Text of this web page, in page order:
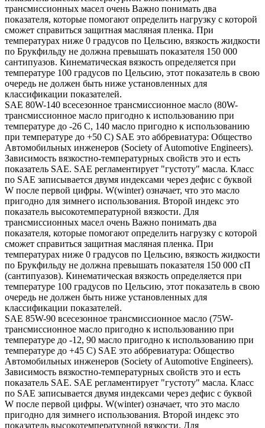
трансмиссионных масел очень Важно понимать два
показателя, которые помогают определить нагрузку с которой
сможет справиться защитная масляная пленка. При
температурах ниже 0 градусов по Цельсию, вязкость жидкости
по Брукфильду не должна превышать показателя 150 000
сантипуазов. Кинематическая вязкость определяется при
температуре 100 градусов по Цельсию, этот показатель в свою
очередь не должен быть ниже установленных для
классификации показателей.
SAE 80W-140 всесезонное трансмиссионное масло (80W-
трансмиссионное масло пригодно к использованию при
температуре до -26 С, 140 масло пригодно к использованию
при температуре до +50 С) SAE это аббревиатура: Общество
Автомобильных инженеров (Society of Automotive Engineers).
Зависимость вязкостно-температурных свойств это и есть
показатель SAE. SAE регламентирует "густоту" масла. Класс
по SAE записывается двумя индексами через дефис с буквой
W после первой цифры. W(winter) означает, что это масло
пригодно для зимнего использования. Второй индекс это
показатель высокотемпературной вязкости. Для
трансмиссионных масел очень Важно понимать два
показателя, которые помогают определить нагрузку с которой
сможет справиться защитная масляная пленка. При
температурах ниже 0 градусов по Цельсию, вязкость жидкости
по Брукфильду не должна превышать показателя 150 000 сП
(сантипуазов). Кинематическая вязкость определяется при
температуре 100 градусов по Цельсию, этот показатель в свою
очередь не должен быть ниже установленных для
классификации показателей.
SAE 85W-90 всесезонное трансмиссионное масло (75W-
трансмиссионное масло пригодно к использованию при
температуре до -12, 90 масло пригодно к использованию при
температуре до +45 С) SAE это аббревиатура: Общество
Автомобильных инженеров (Society of Automotive Engineers).
Зависимость вязкостно-температурных свойств это и есть
показатель SAE. SAE регламентирует "густоту" масла. Класс
по SAE записывается двумя индексами через дефис с буквой
W после первой цифры. W(winter) означает, что это масло
пригодно для зимнего использования. Второй индекс это
показатель высокотемпературной вязкости. Для